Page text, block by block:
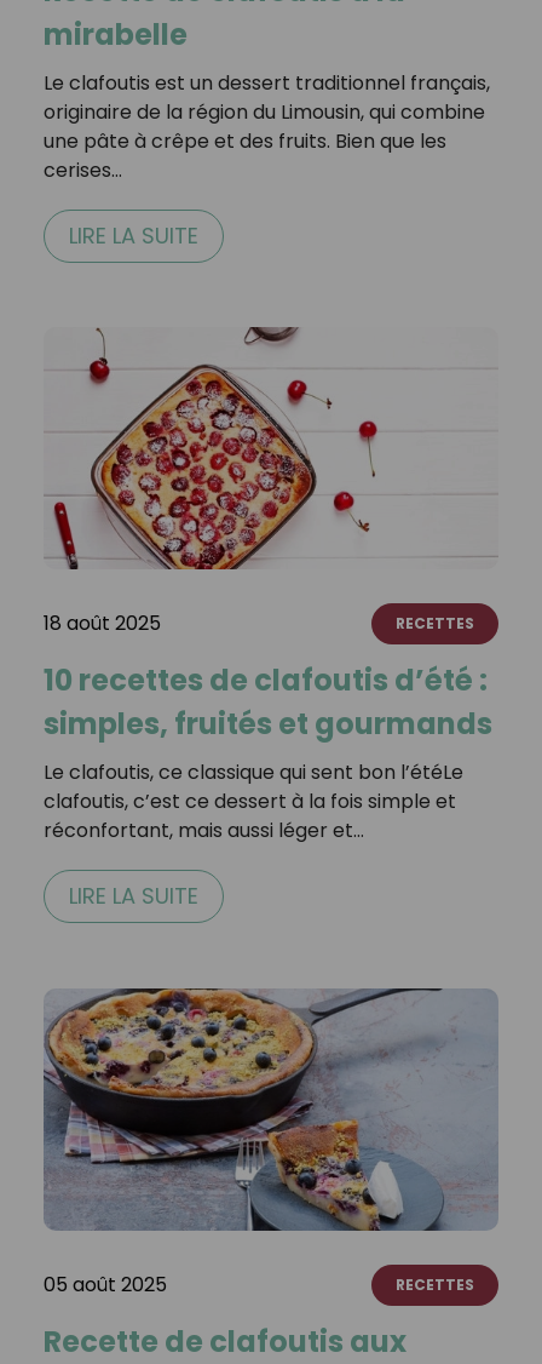
mirabelle
Le clafoutis est un dessert traditionnel français,
originaire de la région du Limousin, qui combine
une pâte à crêpe et des fruits. Bien que les
cerises…
LIRE LA SUITE
18 août 2025 RECETTES
10 recettes de clafoutis d’été :
simples, fruités et gourmands
Le clafoutis, ce classique qui sent bon l’étéLe
clafoutis, c’est ce dessert à la fois simple et
réconfortant, mais aussi léger et…
LIRE LA SUITE
05 août 2025 RECETTES
Recette de clafoutis aux